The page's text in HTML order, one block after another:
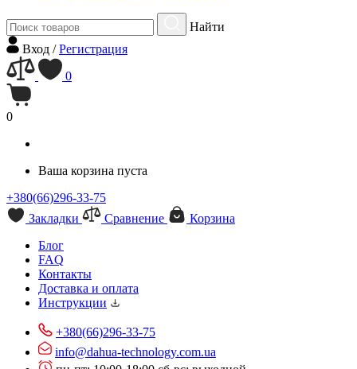
Найти
Вход /Регистрация
0
0
Ваша корзина пуста
+380(66)296-33-75
Закладки
Сравнение
Корзина
Блог
FAQ
Контакты
Доставка и оплата
Инструкции
+380(66)296-33-75
info@dahua-technology.com.ua